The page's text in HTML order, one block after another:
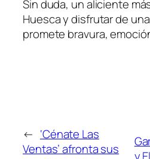
Sin duda, un aliciente
Huesca y disfrutar de
promete bravura,
← ‘Cénate Las
Ventas’ afronta sus